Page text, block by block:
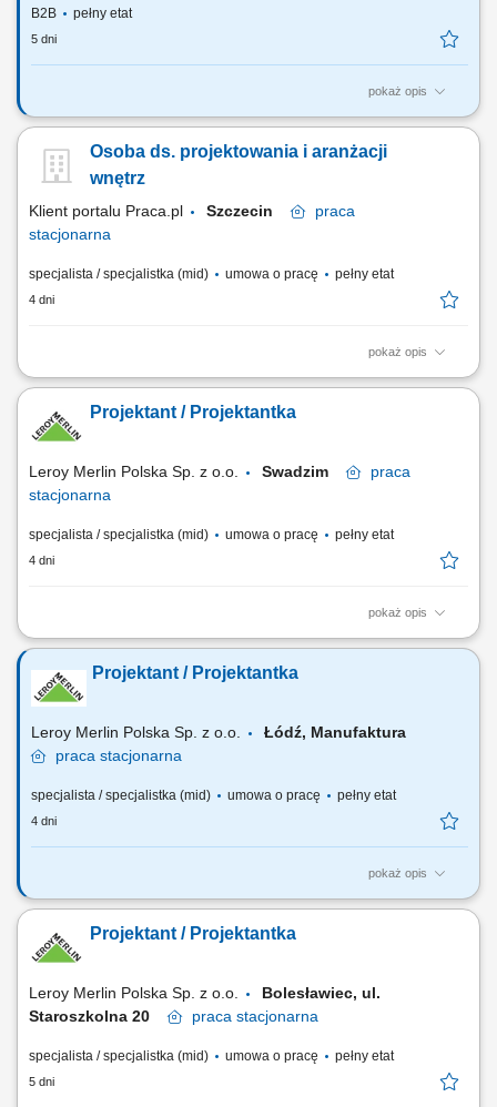
B2B pełny etat
5 dni
pokaż opis
Twoją rolą będzie: Wykonywanie projektów Technologii Medycznej dla
aranżacji placówek medycznych o różnych profilach działalności;
Wykonywanie projektów oznakowania zewnętrznego i wewnętrznego w
Osoba ds. projektowania i aranżacji
wnętrz
Klient portalu Praca.pl Szczecin
praca
stacjonarna
specjalista / specjalistka (mid) umowa o pracę pełny etat
4 dni
pokaż opis
przygotowywanie kompleksowych projektów aranżacji wnętrz zgodnie z
wizualizacji projektowych, opracowywanie ofert cenowych i zestawień
produktowych, doradztwo w zakresie funkcjonalnych i estetycznych
Projektant / Projektantka
Leroy Merlin Polska Sp. z o.o. Swadzim
praca
stacjonarna
specjalista / specjalistka (mid) umowa o pracę pełny etat
4 dni
pokaż opis
Jakie zadania na Ciebie czekają? opracowywanie kompleksowych
indywidualnych potrzeb klienta, uwzględniając parametry techniczne,
ergonomię i trendy; przygotowywanie kosztorysów oraz zamówień;
Projektant / Projektantka
Leroy Merlin Polska Sp. z o.o.
Łódź, Manufaktura
praca stacjonarna
specjalista / specjalistka (mid) umowa o pracę pełny etat
4 dni
pokaż opis
Jakie zadania na Ciebie czekają? opracowywanie kompleksowych
indywidualnych potrzeb klienta, uwzględniając parametry techniczne,
ergonomię i trendy; przygotowywanie kosztorysów oraz zamówień;
Projektant / Projektantka
Leroy Merlin Polska Sp. z o.o.
Bolesławiec, ul.
Staroszkolna 20
praca stacjonarna
specjalista / specjalistka (mid) umowa o pracę pełny etat
5 dni